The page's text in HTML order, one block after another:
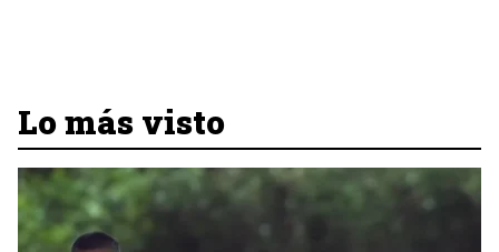
Lo más visto